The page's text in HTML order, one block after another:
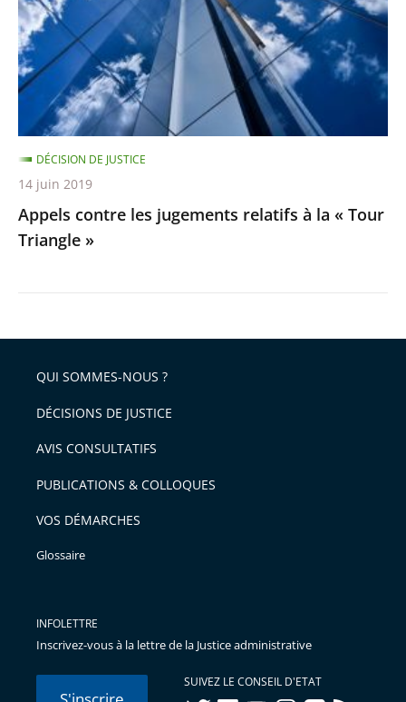
relatifs
à
la
«
Tour
Triangle
»
Appels contre les jugements relatifs à la « Tour
Triangle »
DÉCISION DE JUSTICE
14 juin 2019
QUI SOMMES-NOUS ?
DÉCISIONS DE JUSTICE
AVIS CONSULTATIFS
PUBLICATIONS & COLLOQUES
VOS DÉMARCHES
Glossaire
INFOLETTRE
Inscrivez-vous à la lettre de la Justice administrative
SUIVEZ LE CONSEIL D'ETAT